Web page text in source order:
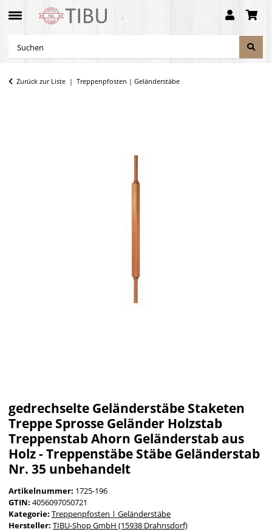
Zurück zur Liste Treppenpfosten | Geländerstäbe
gedrechselte Geländerstäbe Staketen
Treppe Sprosse Geländer Holzstab
Treppenstab Ahorn Geländerstab aus
Holz - Treppenstäbe Stäbe Geländerstab
Nr. 35 unbehandelt
Artikelnummer: 1725-196
GTIN: 4056097050721
Kategorie: Treppenpfosten | Geländerstäbe
Hersteller: TIBU-Shop GmbH (15938 Drahnsdorf)